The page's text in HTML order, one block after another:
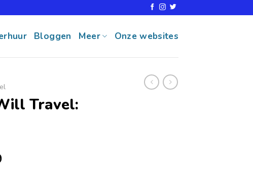
Bloggen Meer Onze websites
Travel: